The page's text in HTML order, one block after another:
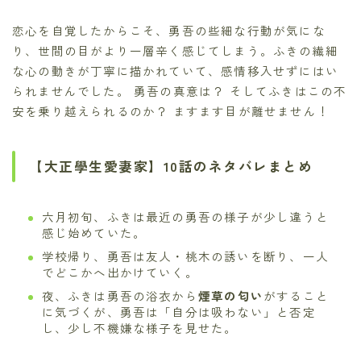
恋心を自覚したからこそ、勇吾の些細な行動が気にな
り、世間の目がより一層辛く感じてしまう。ふきの繊細
な心の動きが丁寧に描かれていて、感情移入せずにはい
られませんでした。 勇吾の真意は？ そしてふきはこの不
安を乗り越えられるのか？ ますます目が離せません！
【大正學生愛妻家】10話のネタバレまとめ
六月初旬、ふきは最近の勇吾の様子が少し違うと
感じ始めていた。
学校帰り、勇吾は友人・桃木の誘いを断り、一人
でどこかへ出かけていく。
夜、ふきは勇吾の浴衣から 煙草の匂いがすること
に気づくが、勇吾は「自分は吸わない」と否定
し、少し不機嫌な様子を見せた。